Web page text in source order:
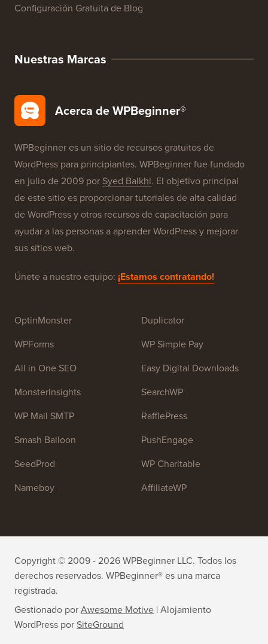
Configuración Gratuita de Blog
Nuestras Marcas
Acerca de WPBeginner®
WPBeginner es un sitio de recursos gratuitos de
WordPress para principiantes. WPBeginner fue fundado
en julio de 2009 por Syed Balkhi. El objetivo principal
de este sitio es proporcionar tutoriales de alta calidad
de WordPress y otros recursos de capacitación para
ayudar a las personas a aprender WordPress y mejorar
sus sitios web.
Únete a nuestro equipo: ¡Estamos contratando!
OptinMonster
WPForms
All in One SEO
MonsterInsights
WP Mail SMTP
Smash Balloon
SeedProd
Nameboy
Duplicator
WP Simple Pay
Easy Digital Downloads
SearchWP
RafflePress
PushEngage
WP Charitable
AffiliateWP
Copyright © 2009 - 2026 WPBeginner LLC. Todos los
derechos reservados. WPBeginner® es una marca
registrada.
Gestionado porAwesome Motive | Alojamiento
WordPress porSiteGround